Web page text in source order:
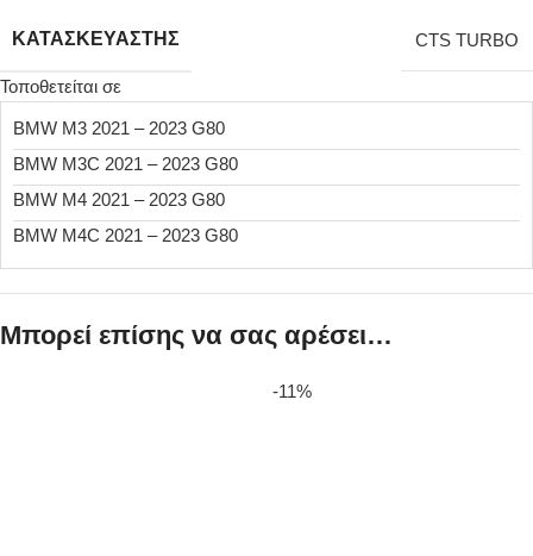
ΚΑΤΑΣΚΕΥΑΣΤΉΣ CTS TURBO
Τοποθετείται σε
BMW M3 2021 – 2023 G80
BMW M3C 2021 – 2023 G80
BMW M4 2021 – 2023 G80
BMW M4C 2021 – 2023 G80
Μπορεί επίσης να σας αρέσει…
-11%